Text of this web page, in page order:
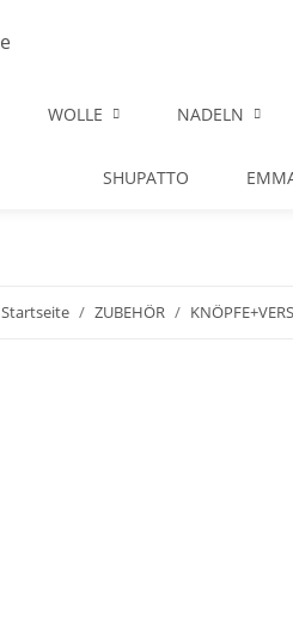
WOLLE NADELN
SHUPATTO
Startseite ZUBEHÖR